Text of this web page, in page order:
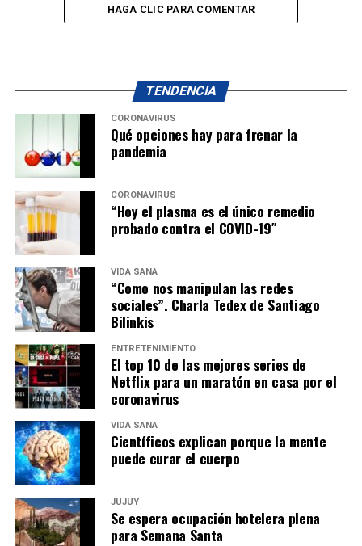
HAGA CLIC PARA COMENTAR
TENDENCIA
CORONAVIRUS
Qué opciones hay para frenar la
pandemia
CORONAVIRUS
“Hoy el plasma es el único remedio
probado contra el COVID-19″
VIDA SANA
“Como nos manipulan las redes
sociales”. Charla Tedex de Santiago
Bilinkis
ENTRETENIMIENTO
El top 10 de las mejores series de
Netflix para un maratón en casa por el
coronavirus
VIDA SANA
Científicos explican porque la mente
puede curar el cuerpo
JUJUY
Se espera ocupación hotelera plena
para Semana Santa